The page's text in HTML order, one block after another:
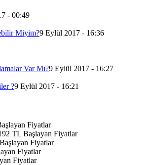
- 00:49
Miyim?9 Eylül 2017 - 16:36
Var Mı?9 Eylül 2017 - 16:27
?9 Eylül 2017 - 16:21
Fiyatlar
TL Başlayan Fiyatlar
Fiyatlar
Fiyatlar
Fiyatlar